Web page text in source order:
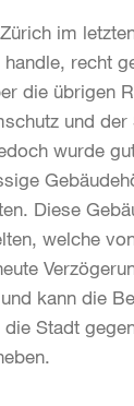
im
recht
die übrigen
und
wurde
Diese
welche
kann die
Stadt